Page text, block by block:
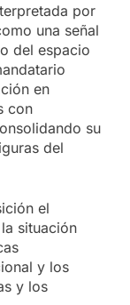
por
una señal
del espacio
en
con
su
del
el
situación
y los
y los